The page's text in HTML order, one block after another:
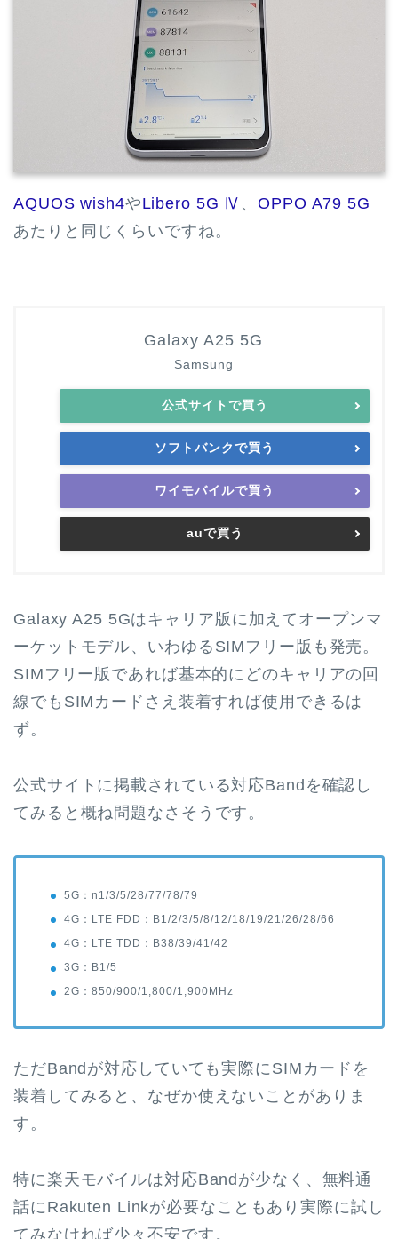
AQUOS wish4やLibero 5G Ⅳ 、OPPO A79 5G
あたりと同じくらいですね。
Galaxy A25 5G
Samsung
公式サイトで買う
ソフトバンクで買う
ワイモバイルで買う
auで買う
Galaxy A25 5Gはキャリア版に加えてオープンマ
ーケットモデル、いわゆるSIMフリー版も発売。
SIMフリー版であれば基本的にどのキャリアの回
線でもSIMカードさえ装着すれば使用できるは
ず。
公式サイトに掲載されている対応Bandを確認し
てみると概ね問題なさそうです。
5G：n1/3/5/28/77/78/79
4G：LTE FDD：B1/2/3/5/8/12/18/19/21/26/28/66
4G：LTE TDD：B38/39/41/42
3G：B1/5
2G：850/900/1,800/1,900MHz
ただBandが対応していても実際にSIMカードを
装着してみると、なぜか使えないことがありま
す。
特に楽天モバイルは対応Bandが少なく、無料通
話にRakuten Linkが必要なこともあり実際に試し
てみなければ少々不安です。